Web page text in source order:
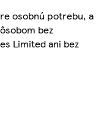
osobnú potrebu, a
bez
Limited ani bez